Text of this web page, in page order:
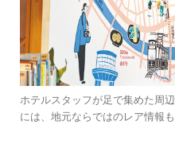
ホテルスタッフが足で集めた周
には、地元ならではのレア情報